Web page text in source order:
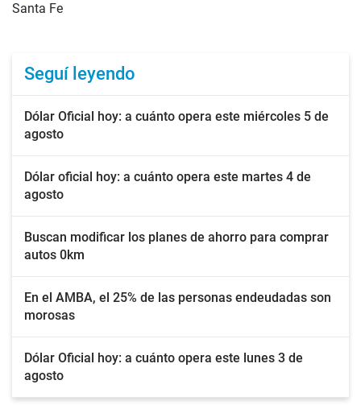
Santa Fe
Seguí leyendo
Dólar Oficial hoy: a cuánto opera este miércoles 5 de
agosto
Dólar oficial hoy: a cuánto opera este martes 4 de
agosto
Buscan modificar los planes de ahorro para comprar
autos 0km
En el AMBA, el 25% de las personas endeudadas son
morosas
Dólar Oficial hoy: a cuánto opera este lunes 3 de
agosto